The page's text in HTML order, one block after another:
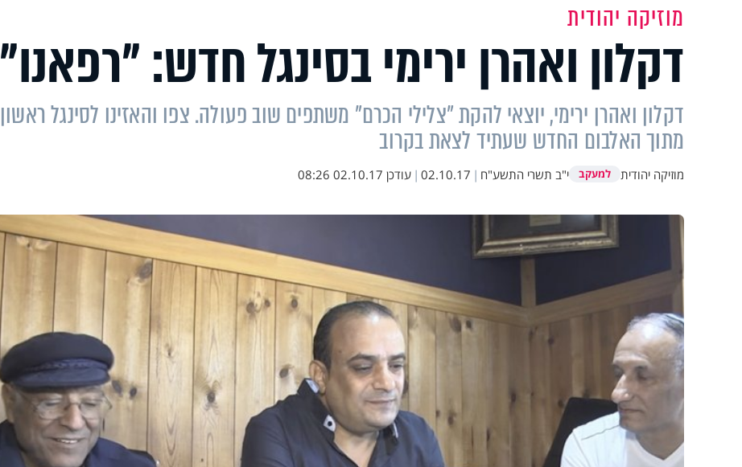
מוזיקה יהודית
דקלון ואהרן ירימי בסינגל חדש: "רפאנו"
דקלון ואהרן ירימי, יוצאי להקת "צלילי הכרם" משתפים שוב פעולה. צפו והאזינו לסינגל ראשון
מתוך האלבום החדש שעתיד לצאת בקרוב
מוזיקה יהודית למעקב י"ב תשרי התשע"ח |
02.10.17
| עודכן 02.10.17 08:26